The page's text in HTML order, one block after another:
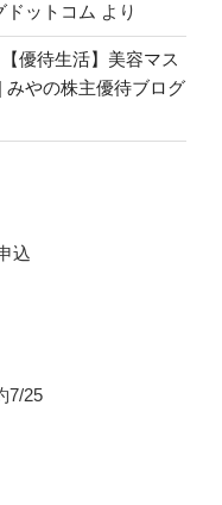
ドットコム より
【優待生活】美容マス
みやの株主優待ブログ
込
7/25